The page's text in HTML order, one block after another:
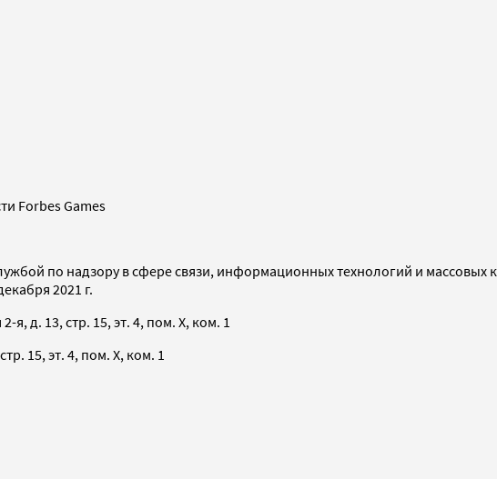
Forbes Games
по надзору в сфере связи, информационных технологий и
2021 г.
я, д. 13, стр. 15, эт. 4, пом. X, ком. 1
15, эт. 4, пом. X, ком. 1